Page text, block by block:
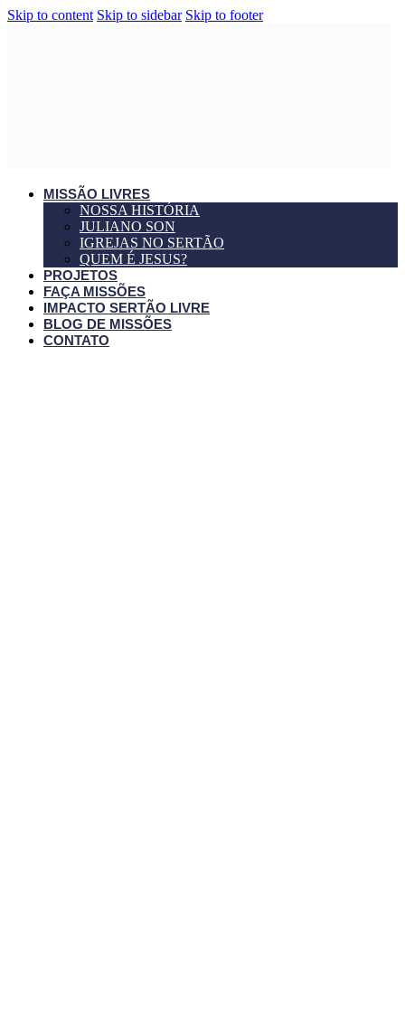
Skip to content Skip to sidebar Skip to footer
MISSÃO LIVRES
NOSSA HISTÓRIA
JULIANO SON
IGREJAS NO SERTÃO
QUEM É JESUS?
PROJETOS
FAÇA MISSÕES
IMPACTO SERTÃO LIVRE
BLOG DE MISSÕES
CONTATO